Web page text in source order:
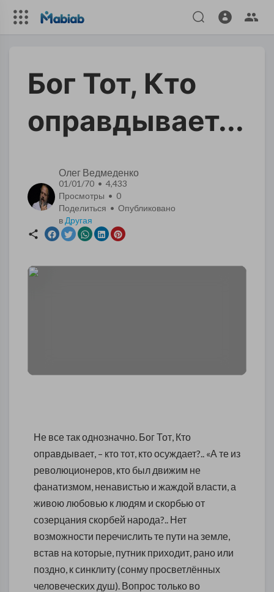
Бог Тот, Кто
оправдывает...
Олег Ведмеденко
01/01/70 • 4,433
Просмотры • 0
Поделиться • Опубликовано
в Другая
Не все так однозначно. Бог Тот, Кто
оправдывает, – кто тот, кто осуждает?.. «А те из
революционеров, кто был движим не
фанатизмом, ненавистью и жаждой власти, а
живою любовью к людям и скорбью от
созерцания скорбей народа?.. Нет
возможности перечислить те пути на земле,
встав на которые, путник приходит, рано или
поздно, к синклиту (сонму просветлённых
человеческих душ). Вопрос только во